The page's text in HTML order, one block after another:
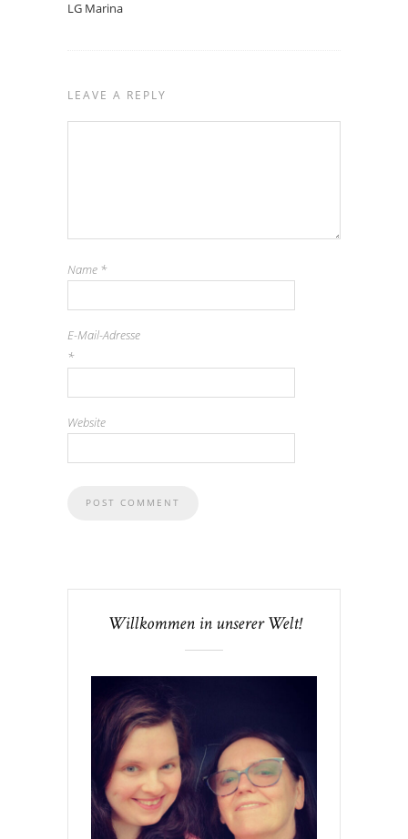
LG Marina
LEAVE A REPLY
Name *
E-Mail-Adresse
*
Website
Willkommen in unserer Welt!